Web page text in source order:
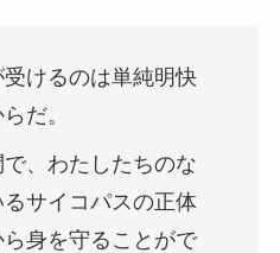
けるのは単純明快
だ。
、わたしたちのな
サイコパスの正体
身を守ることがで